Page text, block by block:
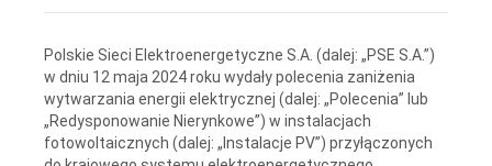
Polskie Sieci Elektroenergetyczne S.A. (dalej: „PSE S.A.”)
w dniu 12 maja 2024 roku wydały polecenia zaniżenia
wytwarzania energii elektrycznej (dalej: „Polecenia” lub
„Redysponowanie Nierynkowe”) w instalacjach
fotowoltaicznych (dalej: „Instalacje PV”) przyłączonych